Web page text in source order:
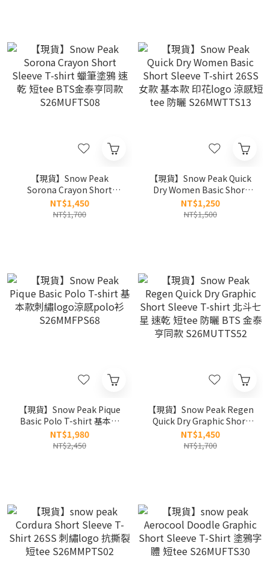
【現貨】Snow Peak
Sorona Crayon Short
Sleeve T-shirt 蠟筆塗鴉 速
乾 短tee BTS金泰亨同款
NT$1,450
NT$1,700
【現貨】Snow Peak Quick
Dry Women Basic Short
Sleeve T-shirt 26SS 女款 基
本款 印花logo 涼感短tee 防
NT$1,250
NT$1,500
【現貨】Snow Peak Pique
Basic Polo T-shirt 基本款
刺繡logo涼感polo衫
S26MMFPS68
NT$1,980
NT$2,450
【現貨】Snow Peak Regen
Quick Dry Graphic Short
Sleeve T-shirt 北斗七星 速
乾 短tee 防曬 BTS 金泰亨同
NT$1,450
NT$1,700